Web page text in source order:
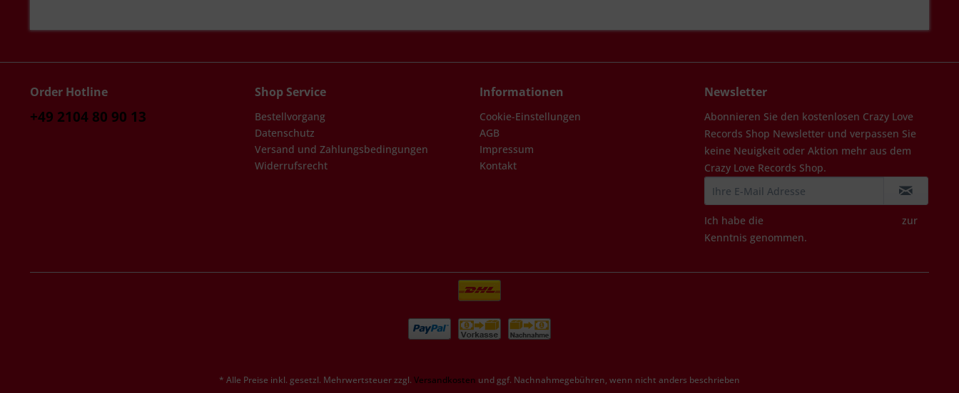
Order Hotline
+49 2104 80 90 13
Shop Service
Bestellvorgang
Datenschutz
Versand und Zahlungsbedingungen
Widerrufsrecht
Informationen
Cookie-Einstellungen
AGB
Impressum
Kontakt
Newsletter
Abonnieren Sie den kostenlosen Crazy Love
Records Shop Newsletter und verpassen Sie
keine Neuigkeit oder Aktion mehr aus dem
Crazy Love Records Shop.
Ich habe die
zur
Kenntnis genommen.
* Alle Preise inkl. gesetzl. Mehrwertsteuer zzgl. Versandkosten und ggf. Nachnahmegebühren, wenn nicht anders beschrieben